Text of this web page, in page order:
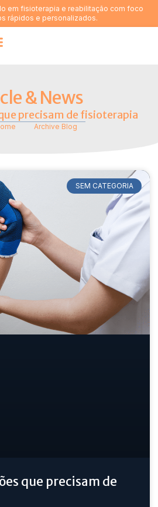
em fisioterapia e reabilitação com foco
rápidos e personalizados.
& News
precisam de fisioterapia
Archive Blog
SEM CATEGORIA
que precisam de